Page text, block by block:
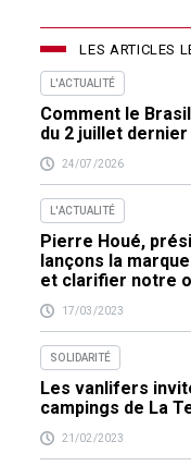
LES ARTICLES
L'ACTUALITÉ
Comment le
du 2 juillet dernier
24/07/2026
L'ACTUALITÉ
Pierre Houé,
lançons la
et clarifier notre
17/03/2023
SOLIDARITÉ
Les vanlifers
campings de La
21/02/2023